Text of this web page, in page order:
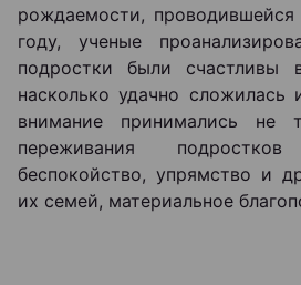
рождаемости,
году, ученые
подростки были счастливы
насколько удачно
внимание принимались не
переживания
беспокойство, упрямство и
их семей, материальное